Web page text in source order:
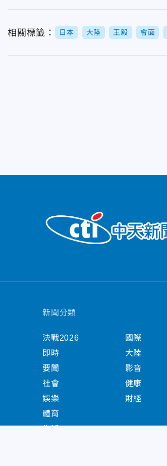
相關標籤： 日本 大陸 王毅 會面
新聞分類
決戰2026
即時
要聞
社會
娛樂
體育
國際
大陸
影音
健康
財經